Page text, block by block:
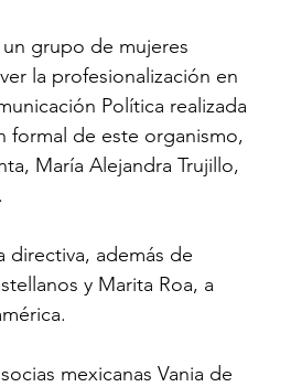
grupo de mujeres
la profesionalización en
Política realizada
formal de este organismo,
María Alejandra Trujillo,
directiva, además de
y Marita Roa, a
mexicanas Vania de